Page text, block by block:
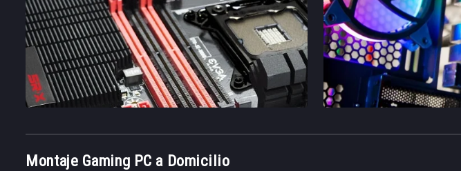
Montaje Gaming PC a Domicilio